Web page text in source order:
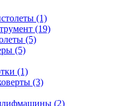
(1)
(19)
(5)
(5)
(1)
(3)
(2)